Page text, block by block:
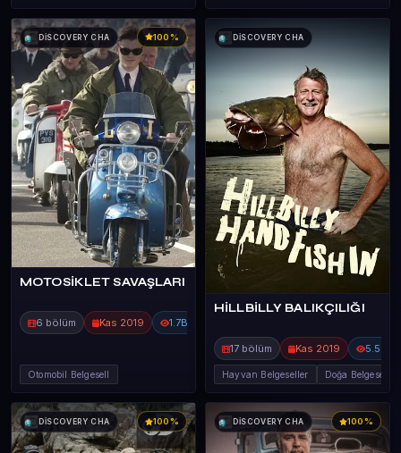
DİSCOVERY CHA 100%
MOTOSİKLET SAVAŞLARI
6 bölüm Kas 2019 1.7B
Otomobil Belgesell
DİSCOVERY CHA
HİLLBİLLY BALIKÇILIĞI
17 bölüm Kas 2019 5.5B
Hayvan Belgeseller Doğa Belgeselleri
DİSCOVERY CHA 100% DİSCOVERY CHA 100%